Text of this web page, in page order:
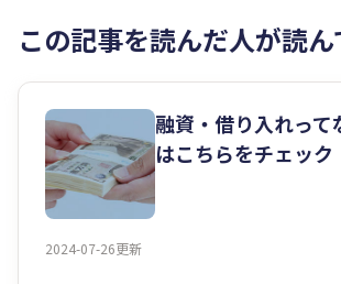
この記事を読んだ人が読
2024-07-26更新
融資・借り入れって
はこちらをチェック